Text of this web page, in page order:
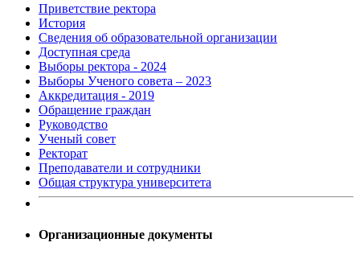
Приветствие ректора
История
Сведения об образовательной организации
Доступная среда
Выборы ректора - 2024
Выборы Ученого совета – 2023
Аккредитация - 2019
Обращение граждан
Руководство
Ученый совет
Ректорат
Преподаватели и сотрудники
Общая структура университета
Организационные документы